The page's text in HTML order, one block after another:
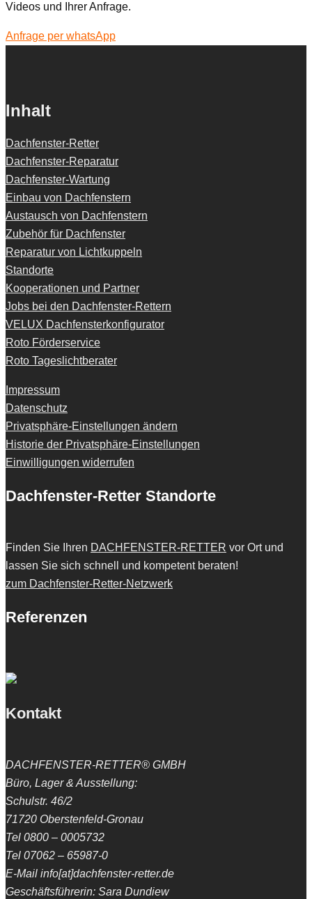
Videos und Ihrer Anfrage.
Anfrage per whatsApp
Inhalt
Dachfenster-Retter
Dachfenster-Reparatur
Dachfenster-Wartung
Einbau von Dachfenstern
Austausch von Dachfenstern
Zubehör für Dachfenster
Reparatur von Lichtkuppeln
Standorte
Kooperationen und Partner
Jobs bei den Dachfenster-Rettern
VELUX Dachfensterkonfigurator
Roto Förderservice
Roto Tageslichtberater
Impressum
Datenschutz
Privatsphäre-Einstellungen ändern
Historie der Privatsphäre-Einstellungen
Einwilligungen widerrufen
Dachfenster-Retter Standorte
Finden Sie Ihren DACHFENSTER-RETTER vor Ort und
lassen Sie sich schnell und kompetent beraten!
zum Dachfenster-Retter-Netzwerk
Referenzen
Kontakt
DACHFENSTER-RETTER® GMBH
Büro, Lager & Ausstellung:
Schulstr. 46/2
71720 Oberstenfeld-Gronau
Tel 0800 – 0005732
Tel 07062 – 65987-0
E-Mail info[at]dachfenster-retter.de
Geschäftsführerin: Sara Dundiew